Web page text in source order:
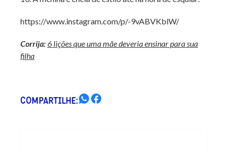
https://www.instagram.com/p/-9vABVKblW/
Corrija:6 lições que uma mãe deveria ensinar para sua
filha
COMPARTILHE: